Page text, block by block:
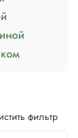
фильтр